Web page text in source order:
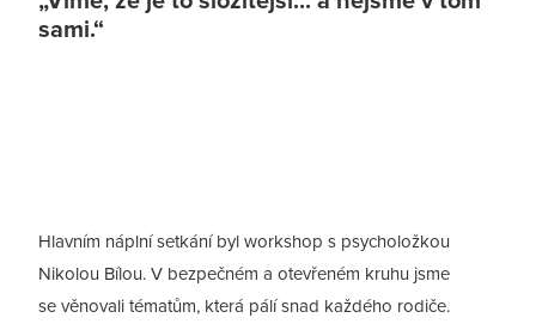
sami.“
Hlavním náplní setkání byl workshop s psycholožkou
Nikolou Bílou. V bezpečném a otevřeném kruhu jsme
se věnovali tématům, která pálí snad každého rodiče.